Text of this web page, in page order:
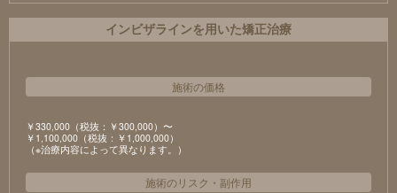
インビザラインを用いた矯正治療
施術の価格
￥330,000（税抜：￥300,000）〜
￥1,100,000（税抜：￥1,000,000）
（※治療内容によって異なります。）
施術のリスク ・ 副作用